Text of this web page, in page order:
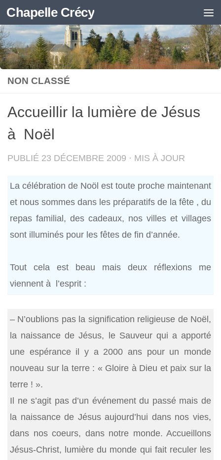
Skip to content
Chapelle Crécy
NON CLASSÉ
Accueillir la lumière de Jésus
à Noël
PUBLIÉ 23 DÉCEMBRE 2009 · MIS À JOUR
La célébration de Noöl est toute proche maintenant
et nous sommes dans les préparatifs de la fête , du
repas familial, des cadeaux, nos villes et villages
sont illuminés pour les fêtes de fin d’année.
Tout cela est beau mais deux réflexions me
viennent à l’esprit :
– N’oublions pas la signification religieuse de Noël,
la naissance de Jésus, le Sauveur qui a apporté
une espérance il y a 2000 ans pour un monde
nouveau sur la terre : « Gloire à Dieu et paix sur la
terre ! ».
Il ne s’agit pas d’un événement du passé mais de
la naissance de Jésus aujourd’hui dans nos vies,
dans nos coeurs, dans notre monde. Accueillons
Jésus-Christ, lumière du monde qui fait reculer les